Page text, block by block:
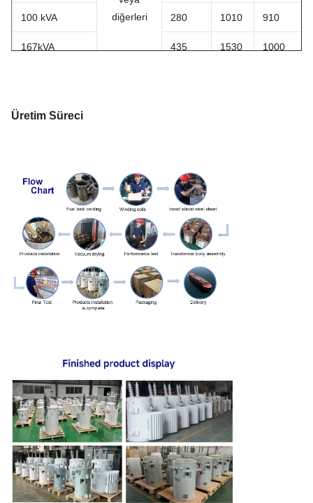
diğerleri
100 kVA 280 1010 910
167kVA 435 1530 1000
Üretim Süreci